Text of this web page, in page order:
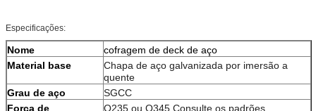
Especificações:
Nome
cofragem de deck de aço
Material base
Chapa de aço galvanizada por imersão a
quente
Grau de aço
SGCC
Força de
Q235 ou Q345 Consulte os padrões